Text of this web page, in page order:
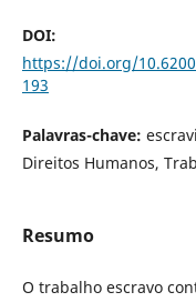
DOI:
https://doi.org/
193
Palavras-chave:
Direitos Humanos,
Resumo
O trabalho escravo